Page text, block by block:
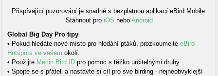
Přispívající pozorování je snadné s bezplatnou aplikací eBird Mobile.
Stáhnout pro iOS nebo Android
Global Big Day Pro tipy
• Pokud hledáte nové místo pro hledání ptáků, prozkoumejte eBird
Hotspots ve vašem okolí.
• Použijte Merlin Bird ID pro pomoc s těžko určitelnými druhy.
• Spojte se s přáteli a nastavte si cíl pro své birding - nejneobvyklejší